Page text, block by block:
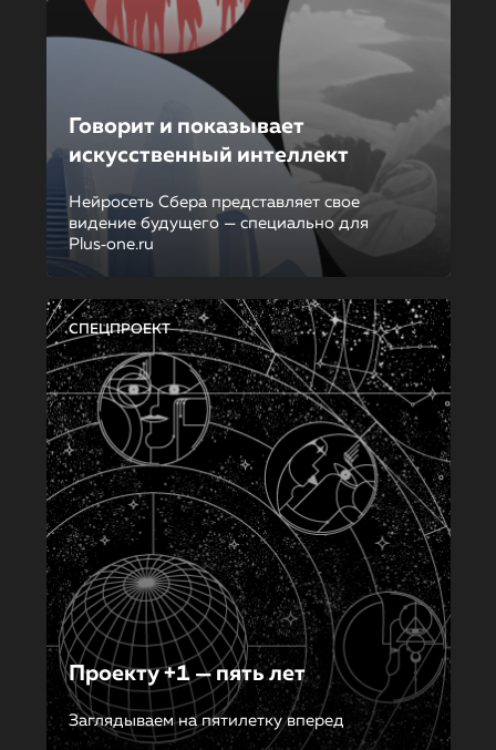
Говорит и показывает
искусственный интеллект
Нейросеть Сбера представляет свое
видение будущего — специально для
Plus‑one.ru
СПЕЦПРОЕКТ
Проекту +1 — пять лет
Заглядываем на пятилетку вперед